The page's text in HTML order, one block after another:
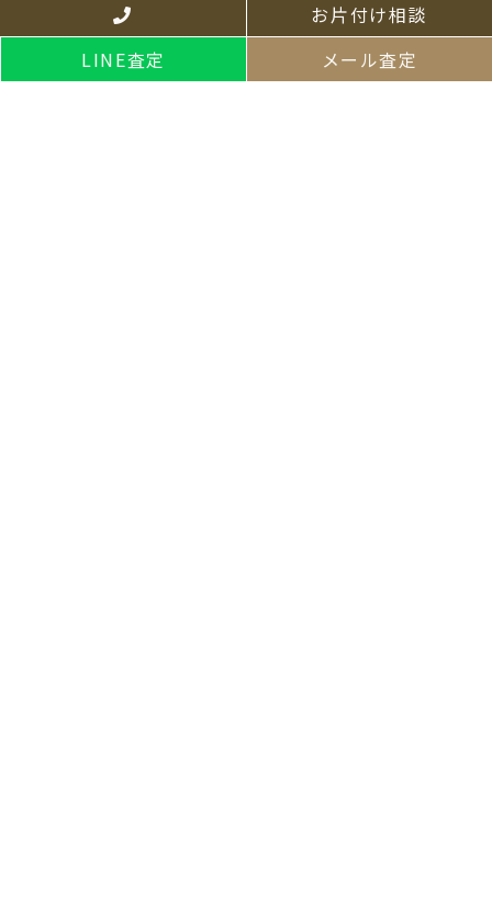
お片付け相談
LINE査定
メール査定